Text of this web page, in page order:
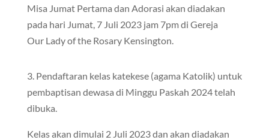
Misa Jumat Pertama dan Adorasi akan diadakan
pada hari Jumat, 7 Juli 2023 jam 7pm di Gereja
Our Lady of the Rosary Kensington.
3. Pendaftaran kelas katekese (agama Katolik) untuk
pembaptisan dewasa di Minggu Paskah 2024 telah
dibuka.
Kelas akan dimulai 2 Juli 2023 dan akan diadakan